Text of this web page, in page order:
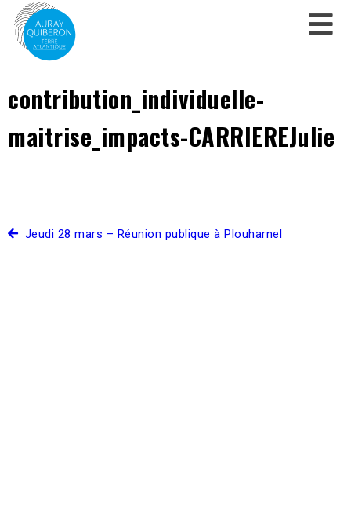
contribution_individuelle-
maitrise_impacts-CARRIEREJulie
Jeudi 28 mars – Réunion publique à Plouharnel